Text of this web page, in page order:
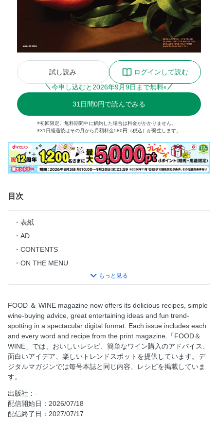
試し読み
ログインして読む
今申し込むと 2026年9月9日まで無料※
31 日間0円で読んでみる
※初回限定。無料期間中に解約した場合は料金がかかりません。
※31日経過後はその月から月額料金580円（税込）が発生します。
目次
表紙
AD
CONTENTS
ON THE MENU
HANDBOOK
BOTTLE SERVICE
TRAVEL
The Bounty of Basil
Smoke Signals
Back to School
FOOD ＆ WINE magazine now offers its delicious recipes, simple
wine-buying advice, great entertaining ideas and fun trend-
spotting in a spectacular digital format. Each issue includes each
and every word and recipe from the print magazine.「FOOD＆
WINE」では、おいしいレシピ、簡単なワイン購入のアドバイス、
面白いアイデア、楽しいトレンドスポットを提供しています。デ
ジタルマガジンでは毎号本誌と同じ内容、レシピを掲載していま
す。
出版社：-
配信開始日：2026/07/18
配信終了日：2027/07/17